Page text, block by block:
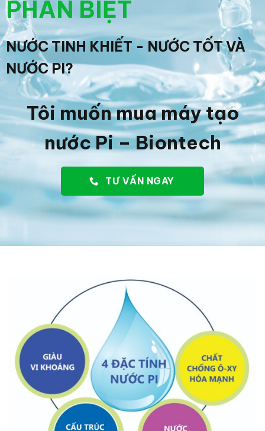
PHÂN BIỆT
NƯỚC TINH KHIẾT - NƯỚC TỐT VÀ
NƯỚC PI?
Tôi muốn mua máy tạo
nước Pi – Biontech
TƯ VẤN NGAY